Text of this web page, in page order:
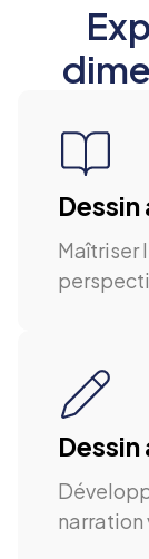
Maîtriser
narration